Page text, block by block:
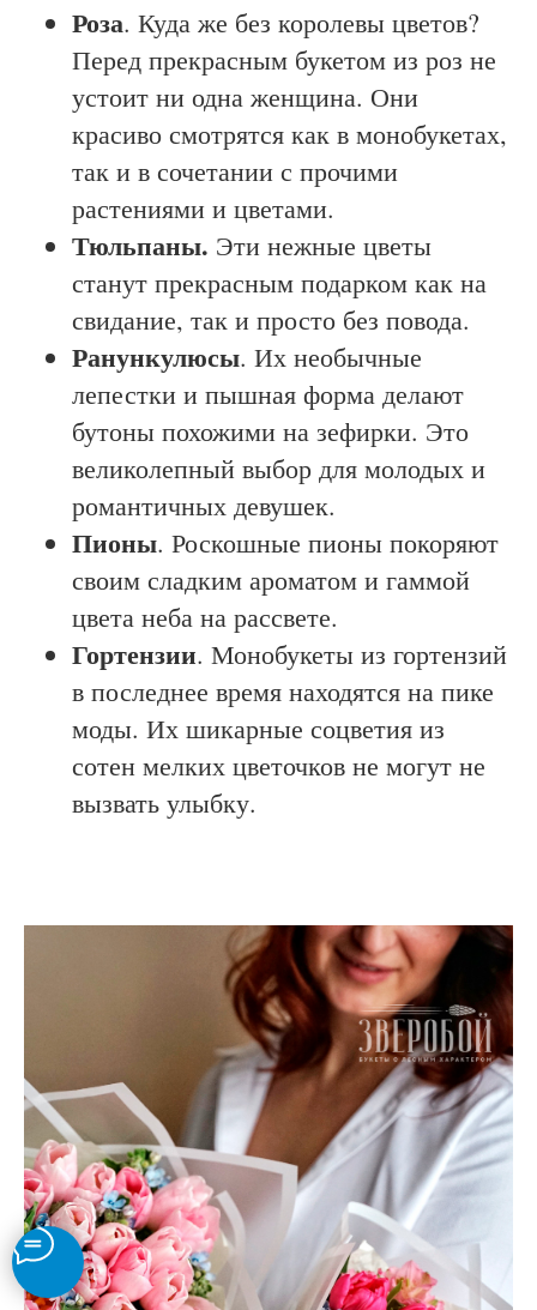
Роза. Куда же без королевы цветов?
Перед прекрасным букетом из роз не
устоит ни одна женщина. Они
красиво смотрятся как в монобукетах,
так и в сочетании с прочими
растениями и цветами.
Тюльпаны. Эти нежные цветы
станут прекрасным подарком как на
свидание, так и просто без повода.
Ранункулюсы. Их необычные
лепестки и пышная форма делают
бутоны похожими на зефирки. Это
великолепный выбор для молодых и
романтичных девушек.
Пионы. Роскошные пионы покоряют
своим сладким ароматом и гаммой
цвета неба на рассвете.
Гортензии. Монобукеты из гортензий
в последнее время находятся на пике
моды. Их шикарные соцветия из
сотен мелких цветочков не могут не
вызвать улыбку.